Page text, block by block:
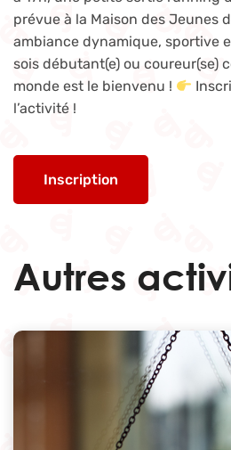
prévue à la Maison des Jeunes
ambiance dynamique, sportive
sois débutant(e) ou coureur(se)
monde est le bienvenu !
l’activité !
Inscription
Autres